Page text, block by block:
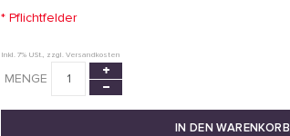
* Pflichtfelder
Inkl. 7% USt., zzgl.Versandkosten
MENGE
IN DEN WARENKORB